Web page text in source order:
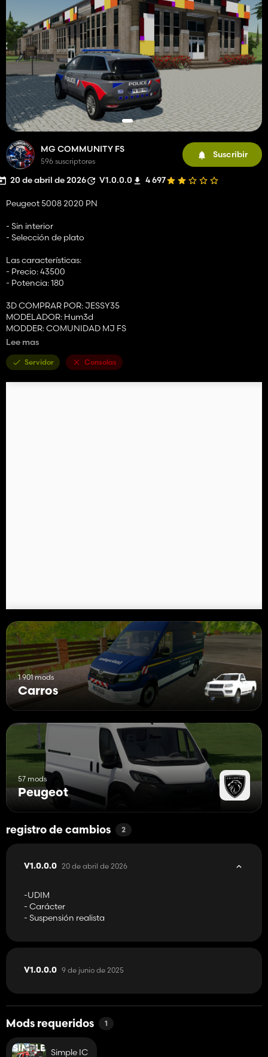
MG COMMUNITY FS
596 suscriptores
Suscribir
20 de abril de 2026 V1.0.0.0 4 697
Peugeot 5008 2020 PN
- Sin interior
- Selección de plato
Las características:
- Precio: 43500
- Potencia: 180
3D COMPRAR POR: JESSY35
MODELADOR: Hum3d
MODDER: COMUNIDAD MJ FS
bajo pena de ser eliminado del sitio.
Buen juego
Lee mas
Servidor Consolas
1 901 mods
Carros
57 mods
Peugeot
registro de cambios 2
V1.0.0.0 20 de abril de 2026
-UDIM
- Carácter
- Suspensión realista
V1.0.0.0 9 de junio de 2025
Mods requeridos 1
Simple IC